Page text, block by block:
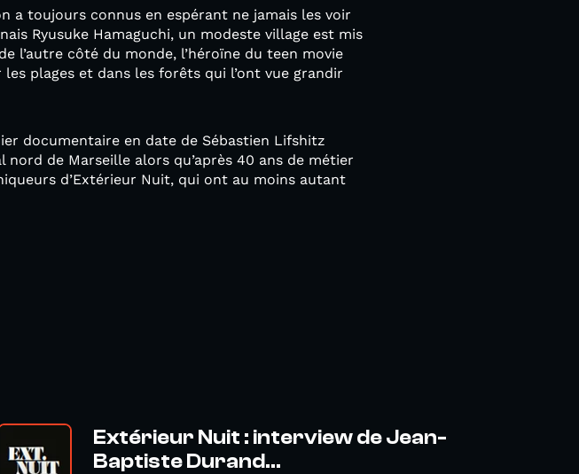
a toujours connus en espérant ne jamais les voir
Ryusuke Hamaguchi, un modeste village est mis
l’autre côté du monde, l’héroïne du teen movie
plages et dans les forêts qui l’ont vue grandir
documentaire en date de Sébastien Lifshitz
nord de Marseille alors qu’après 40 ans de métier
d’Extérieur Nuit, qui ont au moins autant
Extérieur Nuit : interview de Jean-
Baptiste Durand...